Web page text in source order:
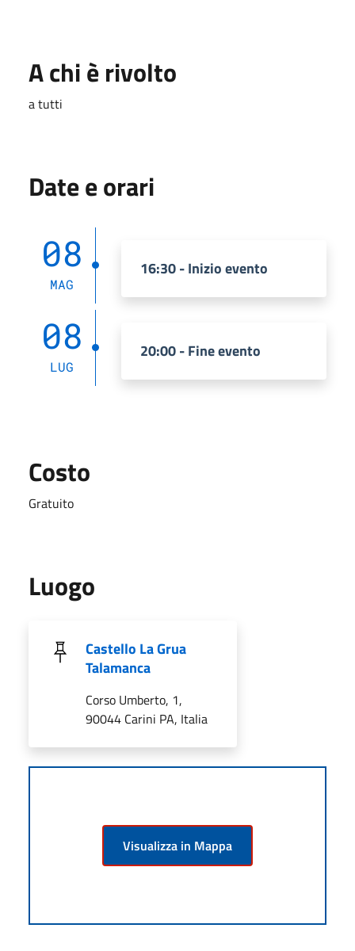
A chi è rivolto
a tutti
Date e orari
08
MAG
16:30 - Inizio evento
08
LUG
20:00 - Fine evento
Costo
Gratuito
Luogo
Castello La Grua
Talamanca
Corso Umberto, 1,
90044 Carini PA, Italia
Visualizza in Mappa